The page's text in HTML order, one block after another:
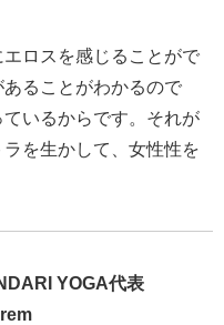
ロスを感じることがで
ることがわかるので
いるからです。それが
を生かして、女性性を
YOGA代表